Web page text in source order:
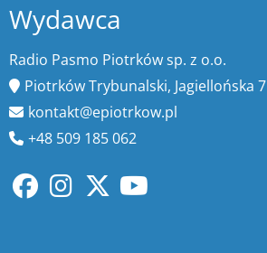
Wydawca
Radio Pasmo Piotrków sp. z o.o.
Piotrków Trybunalski, Jagiellońska 7
kontakt@epiotrkow.pl
+48 509 185 062